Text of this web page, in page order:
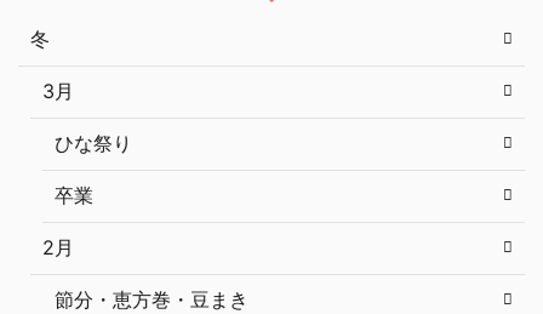
冬
3月
ひな祭り
卒業
2月
節分・恵方巻・豆まき